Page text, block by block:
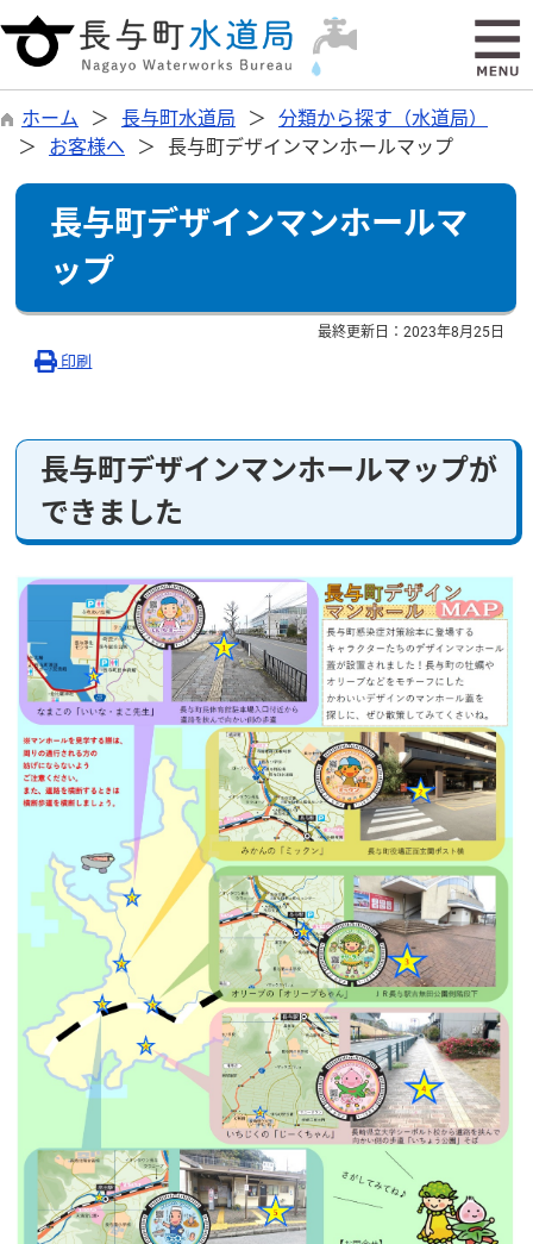
ホーム 長与町水道局
分類から探す（水道局）
お客様へ
長与町デザインマンホールマップ
長与町デザインマンホールマ
ップ
最終更新日：2023年8月25日
印刷
長与町デザインマンホールマップが
できました